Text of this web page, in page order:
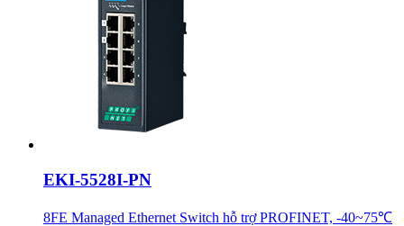
EKI-5528I-PN
8FE Managed Ethernet Switch hỗ trợ PROFINET, -40~75℃